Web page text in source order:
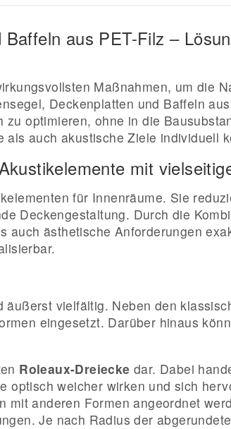
aus PET-Filz –
Maßnahmen, um die
Deckenplatten und Baffeln
optimieren, ohne in die
auch akustische Ziele individuell
mit
für Innenräume. Sie
Deckengestaltung. Durch die
ästhetische Anforderungen
vielfältig. Neben den
eingesetzt. Darüber hinaus
Roleaux-Dreiecke dar. Dabei
optisch weicher wirken und sich
anderen Formen angeordnet
Je nach Radius der